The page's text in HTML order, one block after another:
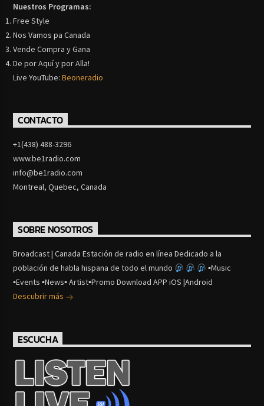
Nuestros Programas:
Free Style
Nos Vamos pa Canada
Vende Compra y Gana
De por Aquí y por Alla!
Live YouTube:Beoneradio
CONTACTO
+1(438) 488-3296
www.be1radio.com
info@be1radio.com
Montreal, Quebec, Canada
SOBRE NOSOTROS
Broadcast | Canada Estación de radio en línea Dedicado a la
población de habla hispana de todo el mundo
▪Music
▪Events ▪News▪ Artist▪Promo Download APP iOS |Android
Descubrir más
ESCUCHA